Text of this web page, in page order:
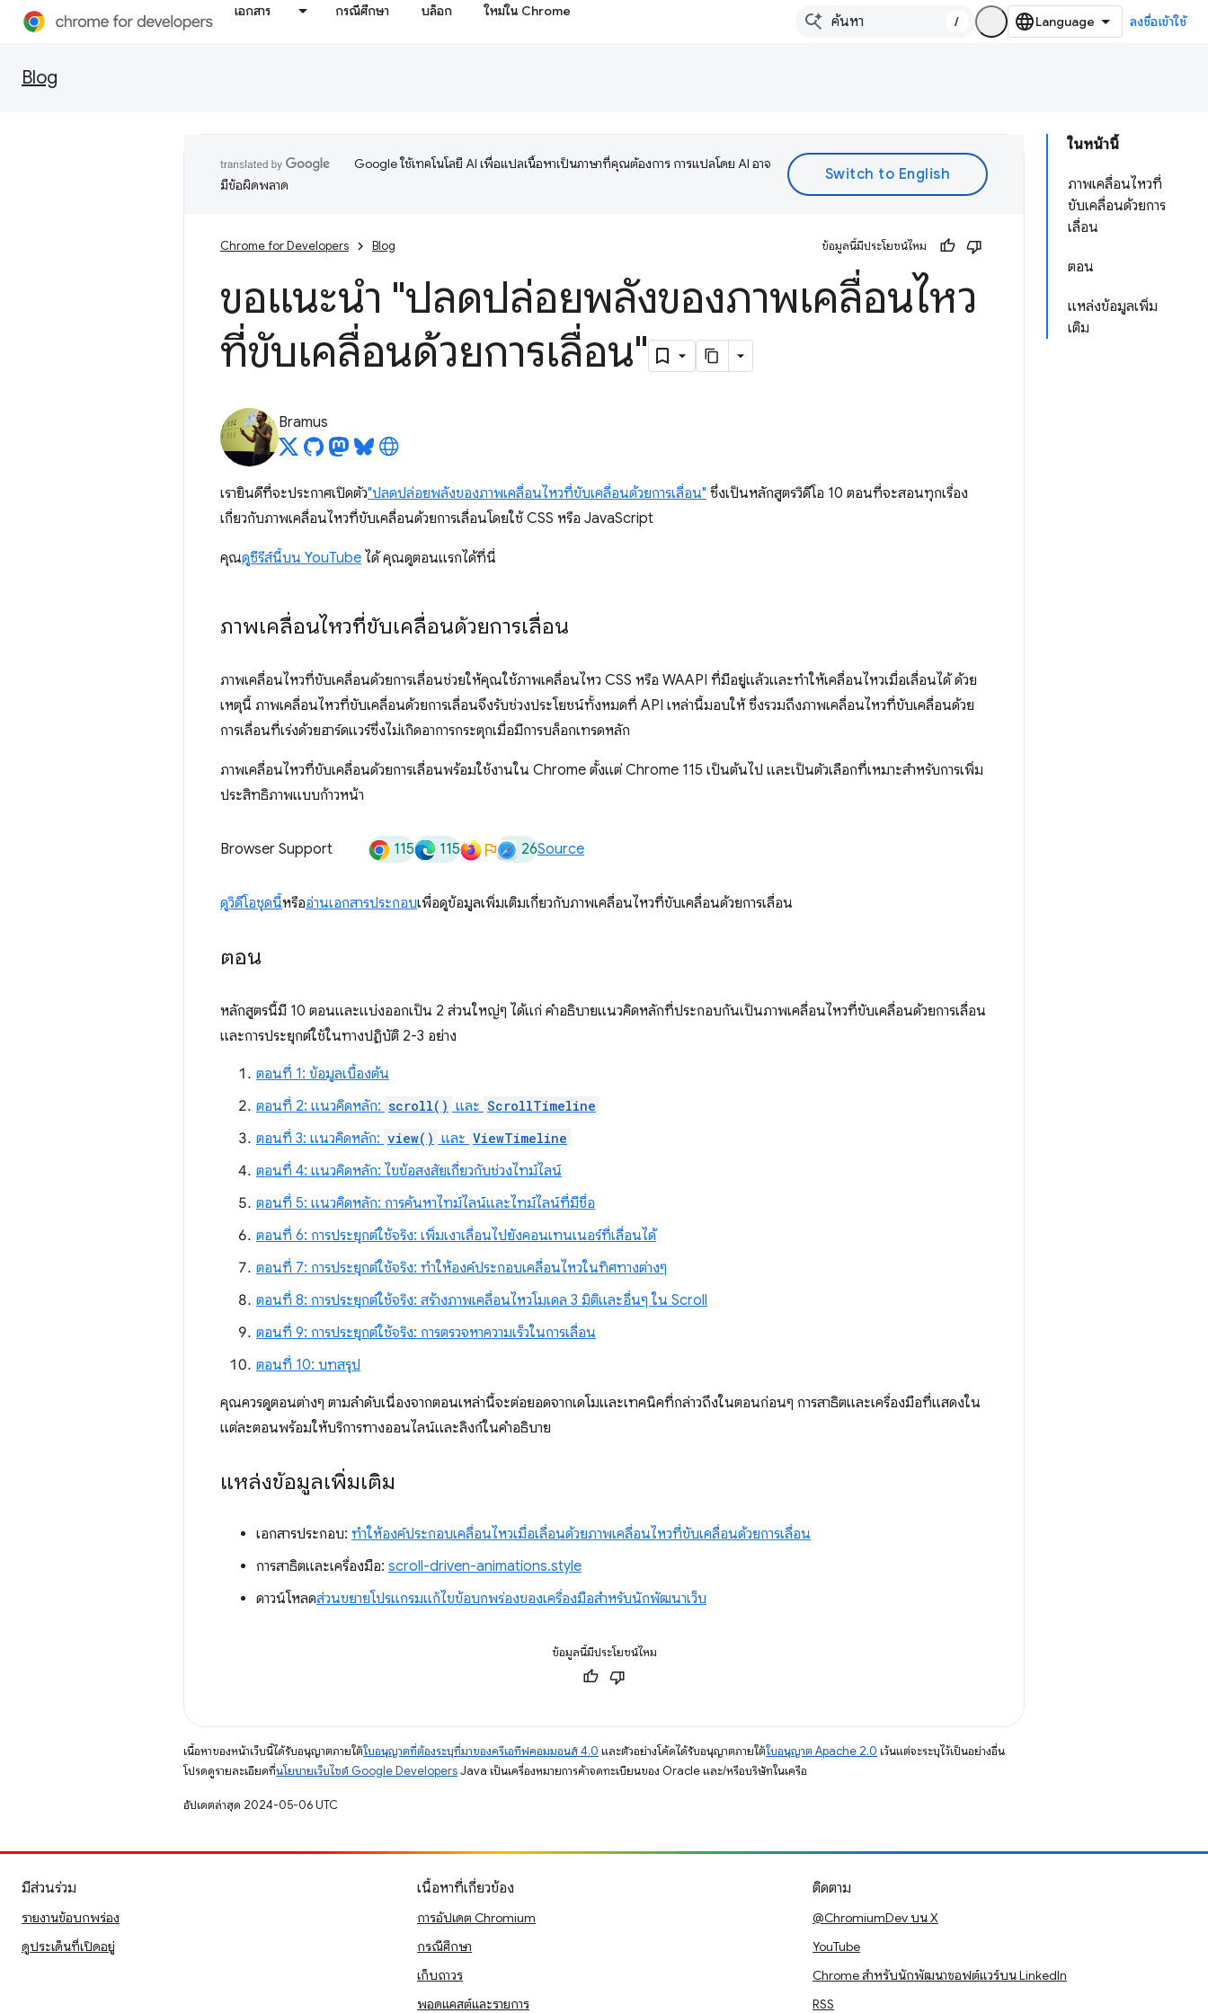
เอกสาร กรณีศึกษา บล็อก ใหม่ใน Chrome
/ ลงชื่อเข้าใช้
Blog
ในหน้านี้
ภาพเคลื่อนไหวที่
ขับเคลื่อนด้วยการ
เลื่อน
ตอน
แหล่งข้อมูลเพิ่ม
เติม
Google ใช้เทคโนโลยี AI เพื่อแปลเนื้อหาเป็นภาษาที่คุณต้องการ การแปลโดย AI อาจ
มีข้อผิดพลาด
Chrome for Developers Blog ข้อมูลนี้มีประโยชน์ไหม
ขอแนะนำ "ปลดปล่อยพลังของภาพเคลื่อนไหว
ที่ขับเคลื่อนด้วยการเลื่อน"
Bramus
เรายินดีที่จะประกาศเปิดตัว"ปลดปล่อยพลังของภาพเคลื่อนไหวที่ขับเคลื่อนด้วยการเลื่อน" ซึ่งเป็นหลักสูตรวิดีโอ 10 ตอนที่จะสอนทุกเรื่อง
เกี่ยวกับภาพเคลื่อนไหวที่ขับเคลื่อนด้วยการเลื่อนโดยใช้ CSS หรือ JavaScript
คุณดูซีรีส์นี้บน YouTube ได้ คุณดูตอนแรกได้ที่นี่
ภาพเคลื่อนไหวที่ขับเคลื่อนด้วยการเลื่อน
ภาพเคลื่อนไหวที่ขับเคลื่อนด้วยการเลื่อนช่วยให้คุณใช้ภาพเคลื่อนไหว CSS หรือ WAAPI ที่มีอยู่แล้วและทำให้เคลื่อนไหวเมื่อเลื่อนได้ ด้วย
เหตุนี้ ภาพเคลื่อนไหวที่ขับเคลื่อนด้วยการเลื่อนจึงรับช่วงประโยชน์ทั้งหมดที่ API เหล่านี้มอบให้ ซึ่งรวมถึงภาพเคลื่อนไหวที่ขับเคลื่อนด้วย
การเลื่อนที่เร่งด้วยฮาร์ดแวร์ซึ่งไม่เกิดอาการกระตุกเมื่อมีการบล็อกเทรดหลัก
ภาพเคลื่อนไหวที่ขับเคลื่อนด้วยการเลื่อนพร้อมใช้งานใน Chrome ตั้งแต่ Chrome 115 เป็นต้นไป และเป็นตัวเลือกที่เหมาะสำหรับการเพิ่ม
ประสิทธิภาพแบบก้าวหน้า
Browser Support 115 115 26Source
ดูวิดีโอชุดนี้หรืออ่านเอกสารประกอบเพื่อดูข้อมูลเพิ่มเติมเกี่ยวกับภาพเคลื่อนไหวที่ขับเคลื่อนด้วยการเลื่อน
ตอน
หลักสูตรนี้มี 10 ตอนและแบ่งออกเป็น 2 ส่วนใหญ่ๆ ได้แก่ คำอธิบายแนวคิดหลักที่ประกอบกันเป็นภาพเคลื่อนไหวที่ขับเคลื่อนด้วยการเลื่อน
และการประยุกต์ใช้ในทางปฏิบัติ 2-3 อย่าง
ตอนที่ 1: ข้อมูลเบื้องต้น
ตอนที่ 2: แนวคิดหลัก: scroll() และ ScrollTimeline
ตอนที่ 3: แนวคิดหลัก: view() และ ViewTimeline
ตอนที่ 4: แนวคิดหลัก: ไขข้อสงสัยเกี่ยวกับช่วงไทม์ไลน์
ตอนที่ 5: แนวคิดหลัก: การค้นหาไทม์ไลน์และไทม์ไลน์ที่มีชื่อ
ตอนที่ 6: การประยุกต์ใช้จริง: เพิ่มเงาเลื่อนไปยังคอนเทนเนอร์ที่เลื่อนได้
ตอนที่ 7: การประยุกต์ใช้จริง: ทำให้องค์ประกอบเคลื่อนไหวในทิศทางต่างๆ
ตอนที่ 8: การประยุกต์ใช้จริง: สร้างภาพเคลื่อนไหวโมเดล 3 มิติและอื่นๆ ใน Scroll
ตอนที่ 9: การประยุกต์ใช้จริง: การตรวจหาความเร็วในการเลื่อน
ตอนที่ 10: บทสรุป
คุณควรดูตอนต่างๆ ตามลำดับเนื่องจากตอนเหล่านี้จะต่อยอดจากเดโมและเทคนิคที่กล่าวถึงในตอนก่อนๆ การสาธิตและเครื่องมือที่แสดงใน
แต่ละตอนพร้อมให้บริการทางออนไลน์และลิงก์ในคำอธิบาย
แหล่งข้อมูลเพิ่มเติม
เอกสารประกอบ: ทำให้องค์ประกอบเคลื่อนไหวเมื่อเลื่อนด้วยภาพเคลื่อนไหวที่ขับเคลื่อนด้วยการเลื่อน
การสาธิตและเครื่องมือ: scroll-driven-animations.style
ดาวน์โหลดส่วนขยายโปรแกรมแก้ไขข้อบกพร่องของเครื่องมือสำหรับนักพัฒนาเว็บ
ข้อมูลนี้มีประโยชน์ไหม
เนื้อหาของหน้าเว็บนี้ได้รับอนุญาตภายใต้ใบอนุญาตที่ต้องระบุที่มาของครีเอทีฟคอมมอนส์ 4.0 และตัวอย่างโค้ดได้รับอนุญาตภายใต้ใบอนุญาต Apache 2.0 เว้นแต่จะระบุไว้เป็นอย่างอื่น
โปรดดูรายละเอียดที่นโยบายเว็บไซต์ Google DevelopersJava เป็นเครื่องหมายการค้าจดทะเบียนของ Oracle และ/หรือบริษัทในเครือ
อัปเดตล่าสุด 2024-05-06 UTC
มีส่วนร่วม
รายงานข้อบกพร่อง
ดูประเด็นที่เปิดอยู่
เนื้อหาที่เกี่ยวข้อง
การอัปเดต Chromium
กรณีศึกษา
เก็บถาวร
พอดแคสต์และรายการ
ติดตาม
@ChromiumDev บน X
YouTube
Chrome สำหรับนักพัฒนาซอฟต์แวร์บน LinkedIn
RSS